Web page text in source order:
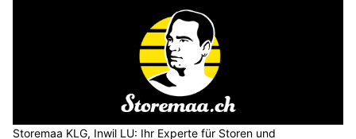
Storemaa KLG, Inwil LU: Ihr Experte für Storen und